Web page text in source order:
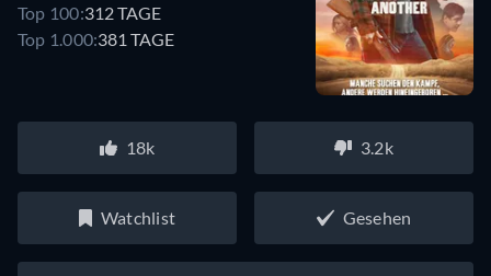
Top 100:312 TAGE
Top 1.000:381 TAGE
18k 3.2k
Watchlist Gesehen